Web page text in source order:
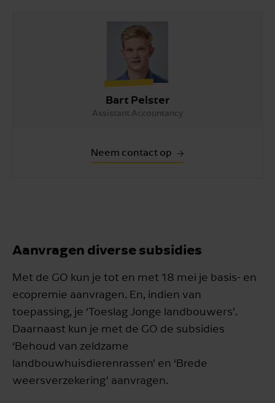
Bart Pelster
Assistant Accountancy
Neem contact op
Aanvragen diverse subsidies
Met de GO kun je tot en met 18 mei je basis- en
ecopremie aanvragen. En, indien van
toepassing, je ‘Toeslag Jonge landbouwers’.
Daarnaast kun je met de GO de subsidies
‘Behoud van zeldzame
landbouwhuisdierenrassen’ en ‘Brede
weersverzekering’ aanvragen.